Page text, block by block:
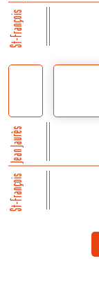
St-François
Jean Jaurès
St-François